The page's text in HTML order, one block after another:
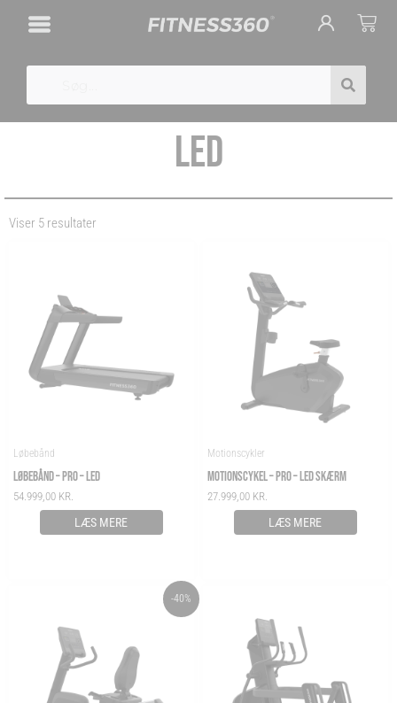
Cart
LED
Viser 5 resultater
Løbebånd
LØBEBÅND – PRO – LED
54.999,00 KR.
LÆS MERE
Motionscykler
MOTIONSCYKEL – PRO – LED SKÆRM
27.999,00 KR.
LÆS MERE
-40%
CURRENT
PRICE